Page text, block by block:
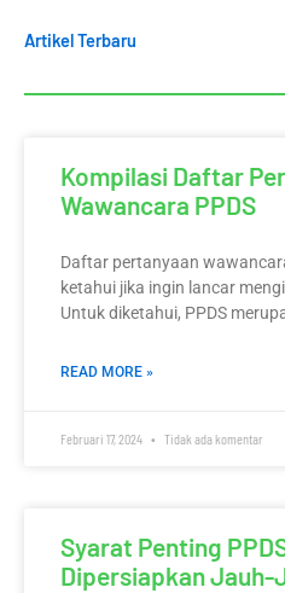
Artikel Terbaru
Kompilasi Daftar
Wawancara PPDS
Daftar pertanyaan
ketahui jika ingin lancar
Untuk diketahui, PPDS
READ MORE »
Februari 17, 2024 Tidak ada komentar
Syarat Penting
Dipersiapkan Jauh-